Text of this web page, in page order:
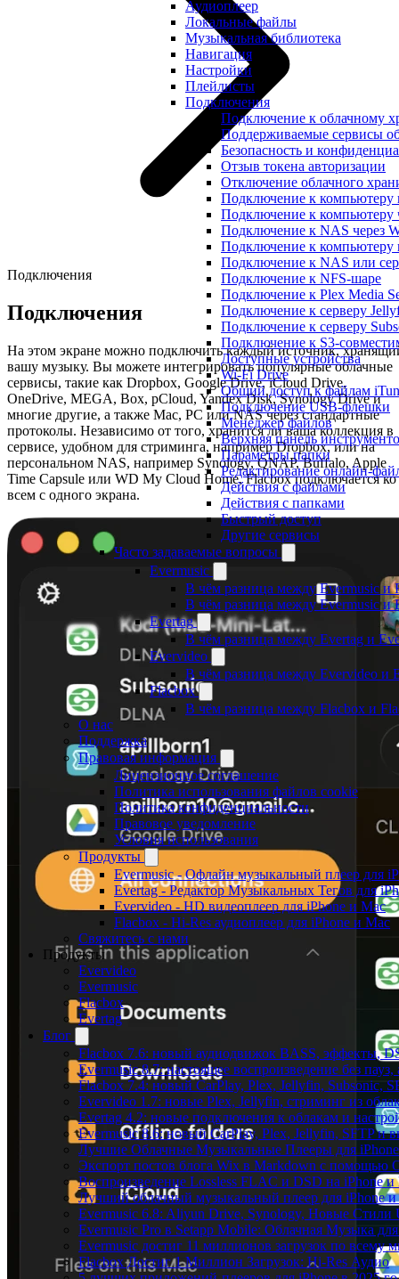
Аудиоплеер
Локальные файлы
Музыкальная библиотека
Навигация
Настройки
Плейлисты
Подключения
Подключение к облачному
Поддерживаемые сервисы
Безопасность и
Отзыв токена авторизации
Отключение облачного
Подключение к компьютеру
Подключение к компьютеру
Подключение к NAS через
Подключение к
Подключение к NAS или
Подключение к NFS-шаре
Подключение к Plex Media
Подключение к серверу
Подключение к серверу
Подключение к S3-
Доступные устройства
Wi-Fi Drive
Общий доступ к файлам
Подключение USB-флешки
Менеджер файлов
Верхняя панель
Параметры папки
Редактирование онлайн-
Действия с файлами
Действия с папками
Быстрый доступ
Другие сервисы
Часто задаваемые вопросы
Evermusic
В чём разница между Evermusic и
В чём разница между Evermusic и
Evertag
В чём разница между Evertag и
Evervideo
В чём разница между Evervideo и
Flacbox
В чём разница между Flacbox и
О нас
Поддержка
Правовая информация
Лицензионное соглашение
Политика использования файлов cookie
Политика конфиденциальности
Правовое уведомление
Условия использования
Продукты
Evermusic - Офлайн музыкальный плеер для
Evertag - Редактор Музыкальных Тегов для
Evervideo - HD видеоплеер для iPhone и Mac
Flacbox - Hi-Res аудиоплеер для iPhone и Mac
Свяжитесь с нами
Продукты
Evervideo
Evermusic
Flacbox
Evertag
Блог
Flacbox 7.6: новый аудиодвижок BASS, эффекты,
Evermusic 8.7: настоящее воспроизведение без
Flacbox 7.4: новый CarPlay, Plex, Jellyfin, Subsonic,
Evervideo 1.7: новые Plex, Jellyfin, стриминг из
Evertag 4.2: новые подключения к облакам и
Evermusic 8.6: новый CarPlay, Plex, Jellyfin, SFTP и
Лучшие Облачные Музыкальные Плееры для iPhone
Экспорт постов блога Wix в Markdown с помощью
Воспроизведение Lossless FLAC и DSD на iPhone и
Лучший облачный музыкальный плеер для iPhone и
Evermusic 6.8: Aliyun Drive, Synology, Новые Стили
Evermusic Pro в Setapp Mobile: Облачная Музыка
Evermusic достиг 11 миллионов загрузок по всему
Flacbox Достиг 1 Миллион Загрузок: Hi-Res Аудио
Подключения
Подключения
На этом экране можно подключить каждый источник,
вашу музыку. Вы можете интегрировать популярные облачные
сервисы, такие как Dropbox, Google Drive, iCloud Drive,
OneDrive, MEGA, Box, pCloud, Yandex Disk, Synology Drive и
многие другие, а также Mac, PC или NAS через стандартные
протоколы. Независимо от того, хранится ли ваша коллекция в
сервисе, удобном для стриминга, например Dropbox, или на
персональном NAS, например Synology, QNAP, Buffalo, Apple
Time Capsule или WD My Cloud Home, Flacbox подключается ко
всем с одного экрана.